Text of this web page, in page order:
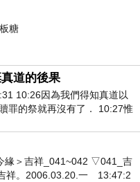
糖
道的後果
10:26因為我們得知真道以
罪的祭就再沒有了． 10:27惟
燒滅眾敵人的烈火
緣＞吉祥_041~042 ▽041_吉
祥。2006.03.20.一 13:47:2